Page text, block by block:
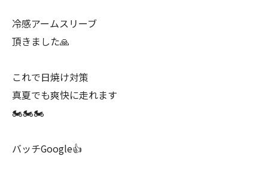
冷感アームスリーブ
頂きました🙏
これで日焼け対策
真夏でも爽快に走れます
🏍️🏍️🏍️
バッチGoogle👍